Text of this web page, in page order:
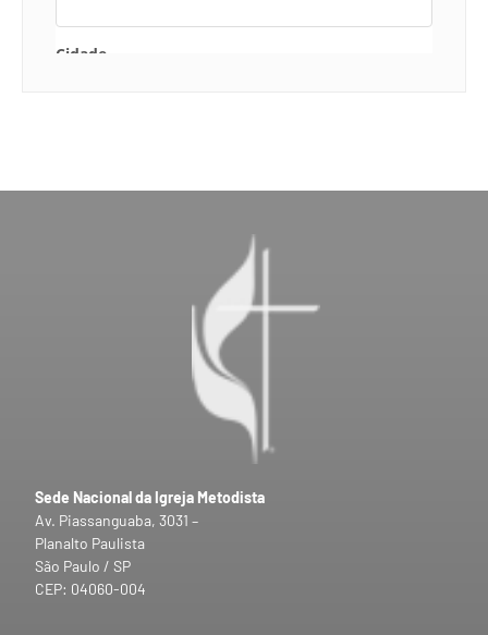
Sede Nacional da Igreja Metodista
Av. Piassanguaba, 3031 –
Planalto Paulista
São Paulo / SP
CEP: 04060-004